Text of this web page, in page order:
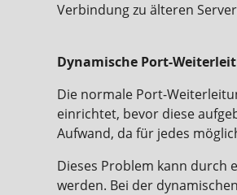
Verbindung zu älteren
Dynamische Port-
Die normale Port-
einrichtet, bevor diese
Aufwand, da für jedes
Dieses Problem kann durch
werden. Bei der